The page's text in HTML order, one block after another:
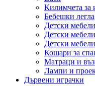
Килимчета за
Бебешки легла
Детски мебели
Детски
Детски
Кошари за
Матраци и
Лампи и
Дървени играчки